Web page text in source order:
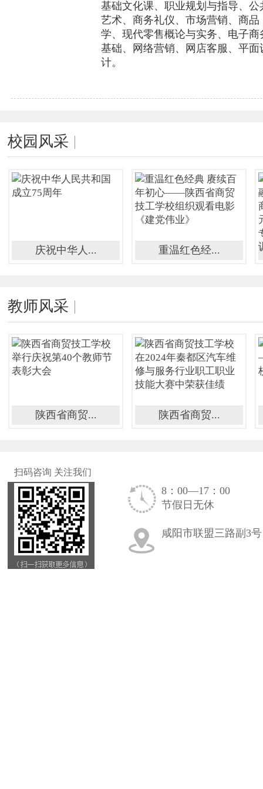
基础文化课、职业规划与指导、公
艺术、商务礼仪、市场营销、商品
学、现代零售概论与实务、电子商
基础、网络营销、网店客服、平面
计。
校园风采
庆祝中华人... 重温红色经...
教师风采
陕西省商贸... 陕西省商贸...
扫码咨询 关注我们
8：00—17：00
节假日无休
咸阳市联盟三路副3号